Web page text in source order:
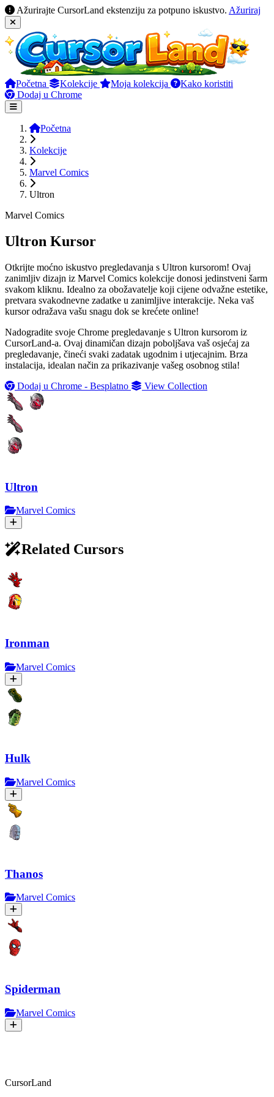
Ažurirajte CursorLand ekstenziju za potpuno iskustvo. Ažuriraj
Početna Kolekcije Moja kolekcija
Kako koristiti
Dodaj u Chrome
Početna
Kolekcije
Marvel Comics
Ultron
Marvel Comics
Ultron Kursor
Otkrijte moćno iskustvo pregledavanja s Ultron kursorom! Ovaj
zanimljiv dizajn iz Marvel Comics kolekcije donosi jedinstveni šarm
svakom kliknu. Idealno za obožavatelje koji cijene odvažne estetike,
pretvara svakodnevne zadatke u zanimljive interakcije. Neka vaš
kursor odražava vašu snagu dok se krećete online!
Nadogradite svoje Chrome pregledavanje s Ultron kursorom iz
CursorLand-a. Ovaj dinamičan dizajn poboljšava vaš osjećaj za
pregledavanje, čineći svaki zadatak ugodnim i utjecajnim. Brza
instalacija, idealan način za prikazivanje vašeg osobnog stila!
Dodaj u Chrome - Besplatno
View Collection
Ultron
Marvel Comics
Related Cursors
Ironman
Marvel Comics
Hulk
Marvel Comics
Thanos
Marvel Comics
Spiderman
Marvel Comics
CursorLand